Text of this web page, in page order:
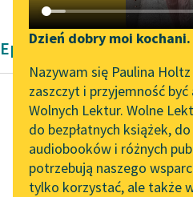
Katalog DAISY
Podkasty o książkach
Aktualności
„Prokurator Alicja Horn”
do słuchania
Byliśmy częścią AI Impact
Lab
Dzień dobry moi kochani.
Nazywam się Paulina
zaszczyt i przyjemność
Wolnych Lektur. Wolne
do bezpłatnych książek,
audiobooków i różnych
potrzebują naszego
tylko korzystać, ale także
Epika Zofii Urbanowskiej